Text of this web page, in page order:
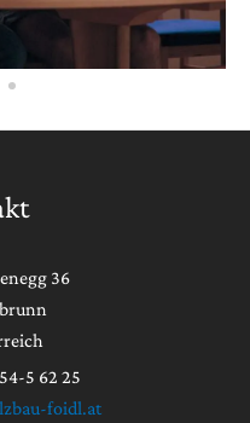
36
5 62 25
foidl.at